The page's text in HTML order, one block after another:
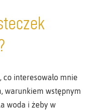
co interesowało mnie
warunkiem wstępnym
woda i żeby w